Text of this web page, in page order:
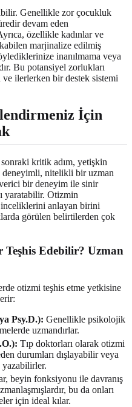
Genellikle zor çocukluk
devam eden
özellikle kadınlar ve
marjinalize edilmiş
inanılmama veya
Bu potansiyel zorlukları
ve ilerlerken bir destek sistemi
İçin
kritik adım, yetişkin
deneyimli, nitelikli bir uzman
bir deneyim ile sinir
yaratabilir. Otizmin
inceliklerini anlayan birini
görülen belirtilerden çok
Edebilir? Uzman
otizmi teşhis etme yetkisine
Psy.D.): Genellikle psikolojik
uzmandırlar.
Tıp doktorları olarak otizmi
durumları dışlayabilir veya
beyin fonksiyonu ile davranış
bu da onları
için ideal kılar.